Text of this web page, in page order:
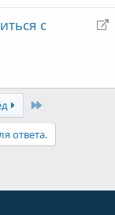
а
ц
с
Last
ответа.